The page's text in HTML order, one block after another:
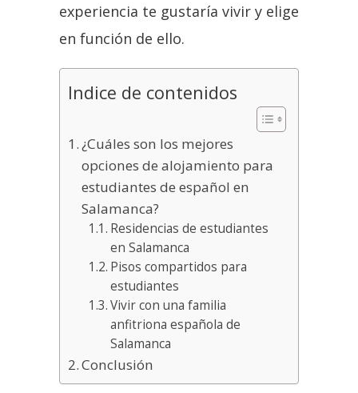
experiencia te gustaría vivir y elige
en función de ello.
Indice de contenidos
¿Cuáles son los mejores
opciones de alojamiento para
estudiantes de español en
Salamanca?
Residencias de estudiantes
en Salamanca
Pisos compartidos para
estudiantes
Vivir con una familia
anfitriona española de
Salamanca
Conclusión